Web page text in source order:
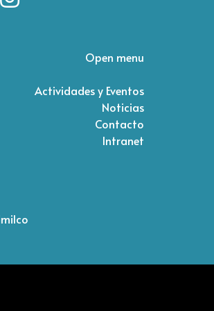
Open menu
Actividades y Eventos
Noticias
Contacto
Intranet